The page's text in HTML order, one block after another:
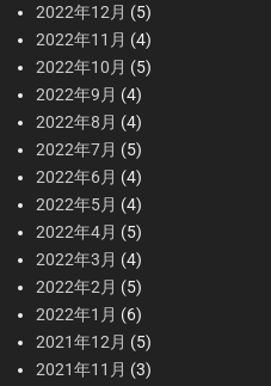
2022年12月 (5)
2022年11月 (4)
2022年10月 (5)
2022年9月 (4)
2022年8月 (4)
2022年7月 (5)
2022年6月 (4)
2022年5月 (4)
2022年4月 (5)
2022年3月 (4)
2022年2月 (5)
2022年1月 (6)
2021年12月 (5)
2021年11月 (3)